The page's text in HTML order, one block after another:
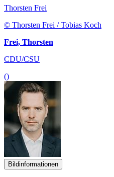
Thorsten Frei
© Thorsten Frei / Tobias Koch
Frei, Thorsten
CDU/CSU
()
Bildinformationen